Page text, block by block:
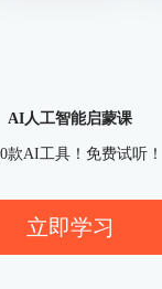
AI人工智能启蒙课
款AI工具！免费试听！
立即学习